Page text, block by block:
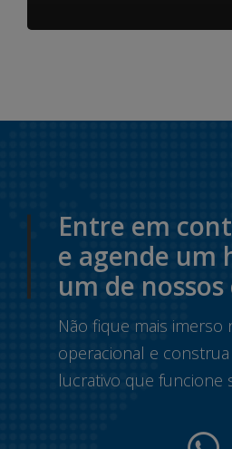
Entre em
e agende um
um de nossos
Não fique mais imerso
operacional e
lucrativo que funcione